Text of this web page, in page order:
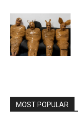
MOST POPULAR